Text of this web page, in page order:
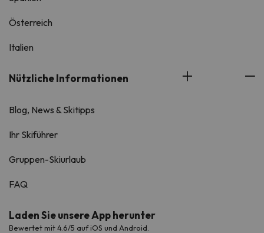
Österreich
Italien
Nützliche Informationen
Blog, News & Skitipps
Ihr Skiführer
Gruppen-Skiurlaub
FAQ
Laden Sie unsere App herunter
Bewertet mit 4.6/5 auf iOS und Android.